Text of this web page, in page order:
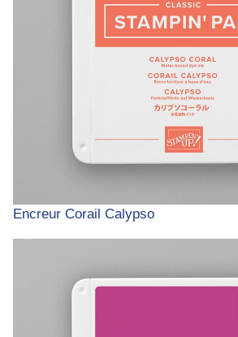
Encreur Corail Calypso